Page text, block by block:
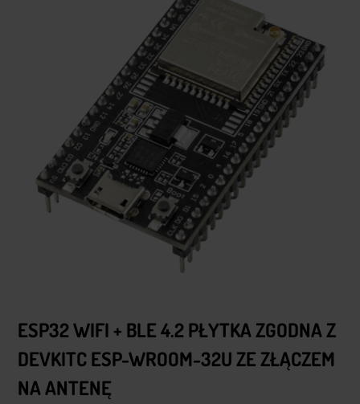
ESP32 WIFI + BLE 4.2 PŁYTKA ZGODNA Z
DEVKITC ESP-WROOM-32U ZE ZŁĄCZEM
NA ANTENĘ